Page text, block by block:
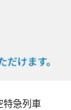
特急列車